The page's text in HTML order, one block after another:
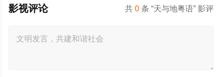
共0 条 “天与地粤语” 影评
影视评论